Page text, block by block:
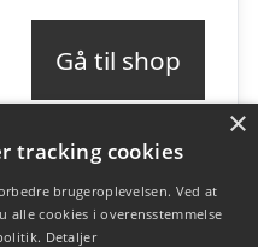
Gå til shop
×
tracking cookies
brugeroplevelsen. Ved at
alle cookies i overensstemmelse
Detaljer